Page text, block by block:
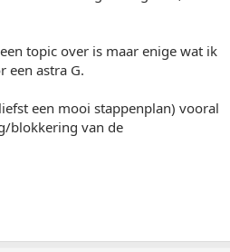
topic over is maar enige wat ik
een astra G.
een mooi stappenplan) vooral
blokkering van de